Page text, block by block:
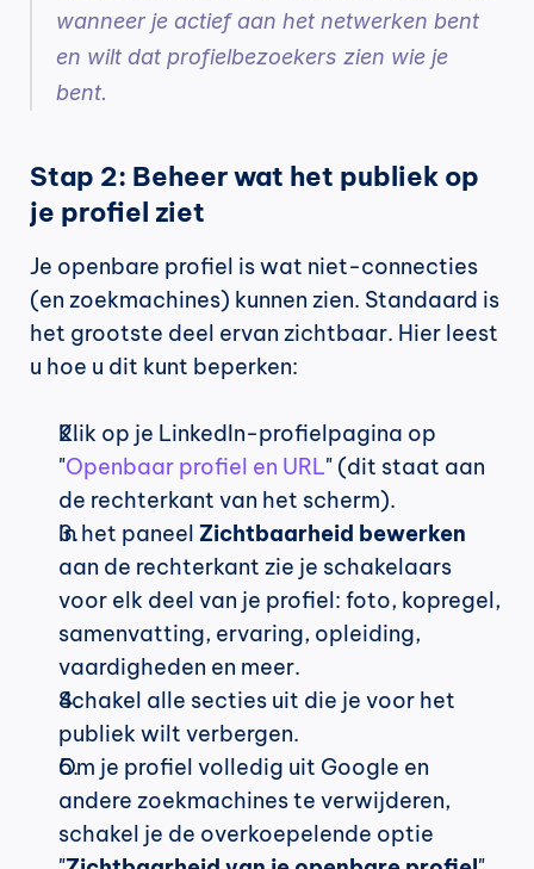
wanneer je actief aan het netwerken bent
en wilt dat profielbezoekers zien wie je
bent.
Stap 2: Beheer wat het publiek op
je profiel ziet
Je openbare profiel is wat niet-connecties
(en zoekmachines) kunnen zien. Standaard is
het grootste deel ervan zichtbaar. Hier leest
u hoe u dit kunt beperken:
Klik op je LinkedIn-profielpagina op
"Openbaar profiel en URL" (dit staat aan
de rechterkant van het scherm).
In het paneel Zichtbaarheid bewerken
aan de rechterkant zie je schakelaars
voor elk deel van je profiel: foto, kopregel,
samenvatting, ervaring, opleiding,
vaardigheden en meer.
Schakel alle secties uit die je voor het
publiek wilt verbergen.
Om je profiel volledig uit Google en
andere zoekmachines te verwijderen,
schakel je de overkoepelende optie